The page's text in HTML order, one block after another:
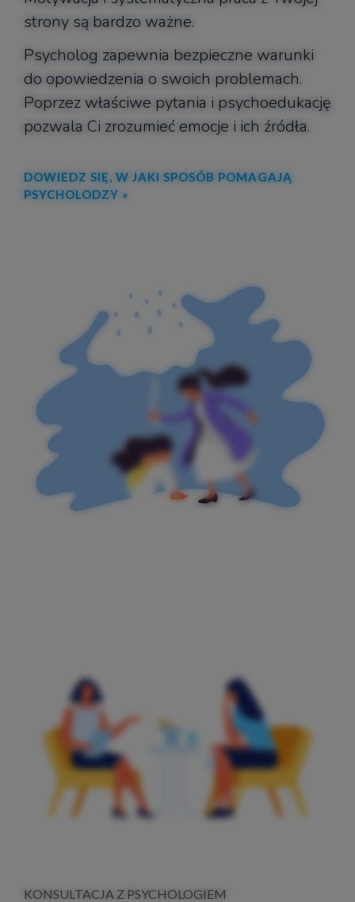
strony są bardzo ważne.
Psycholog zapewnia bezpieczne warunki
do opowiedzenia o swoich problemach.
Poprzez właściwe pytania i psychoedukację
pozwala Ci zrozumieć emocje i ich źródła.
DOWIEDZ SIĘ, W JAKI SPOSÓB POMAGAJĄ
PSYCHOLODZY
KONSULTACJA Z PSYCHOLOGIEM